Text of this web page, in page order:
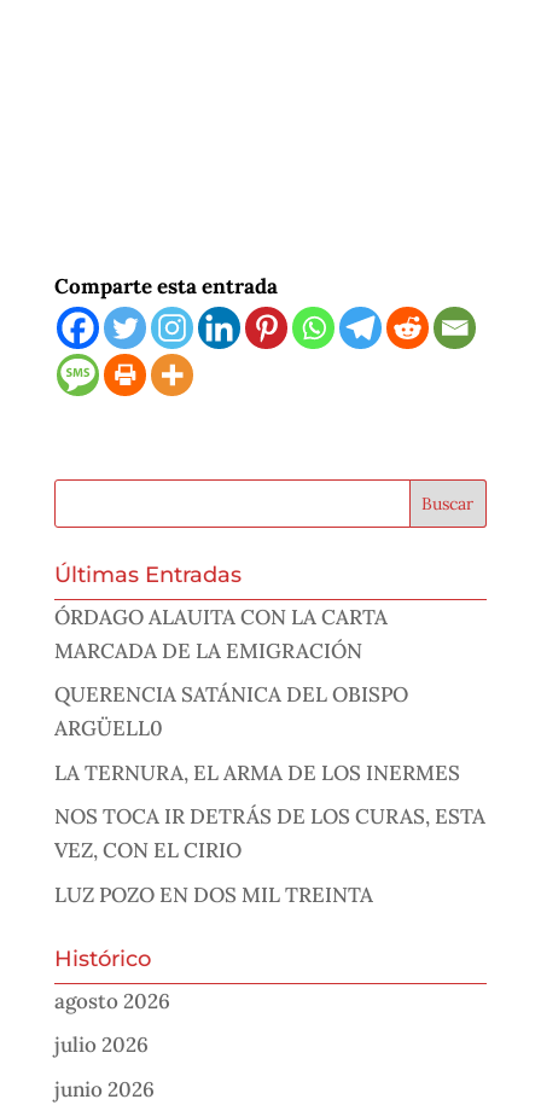
Comparte esta entrada
Últimas Entradas
ÓRDAGO ALAUITA CON LA CARTA
MARCADA DE LA EMIGRACIÓN
QUERENCIA SATÁNICA DEL OBISPO
ARGÜELL0
LA TERNURA, EL ARMA DE LOS INERMES
NOS TOCA IR DETRÁS DE LOS CURAS, ESTA
VEZ, CON EL CIRIO
LUZ POZO EN DOS MIL TREINTA
Histórico
agosto 2026
julio 2026
junio 2026